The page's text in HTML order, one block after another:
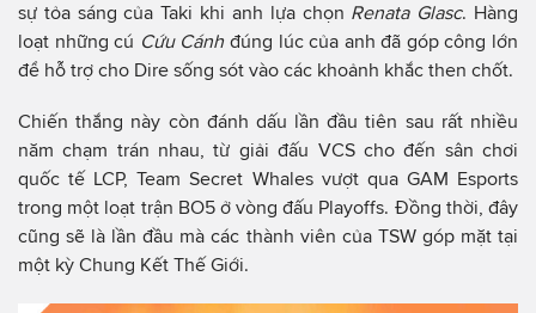
sự tỏa sáng của Taki khi anh lựa chọn Renata Glasc. Hàng
loạt những cú Cứu Cánhđúng lúc của anh đã góp công lớn
để hỗ trợ cho Dire sống sót vào các khoảnh khắc then chốt.
Chiến thắng này còn đánh dấu lần đầu tiên sau rất nhiều
năm chạm trán nhau, từ giải đấu VCS cho đến sân chơi
quốc tế LCP, Team Secret Whales vượt qua GAM Esports
trong một loạt trận BO5 ở vòng đấu Playoffs. Đồng thời, đây
cũng sẽ là lần đầu mà các thành viên của TSW góp mặt tại
một kỳ Chung Kết Thế Giới.